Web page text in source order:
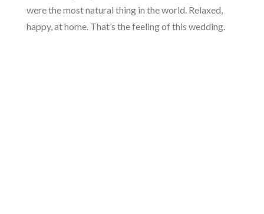
were the most natural thing in the world. Relaxed,
happy, at home. That’s the feeling of this wedding.